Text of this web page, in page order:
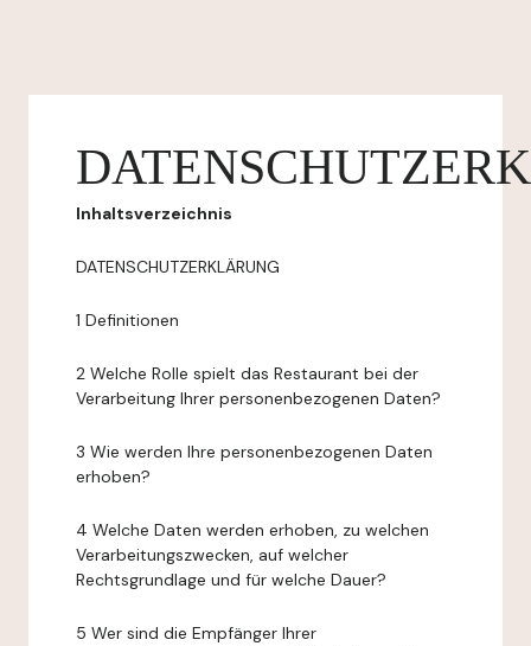
Inhaltsverzeichnis
DATENSCHUTZERKLÄRUNG
1 Definitionen
2 Welche Rolle spielt das Restaurant bei der
Verarbeitung Ihrer personenbezogenen Daten?
3 Wie werden Ihre personenbezogenen Daten
erhoben?
4 Welche Daten werden erhoben, zu welchen
Verarbeitungszwecken, auf welcher
Rechtsgrundlage und für welche Dauer?
5 Wer sind die Empfänger Ihrer